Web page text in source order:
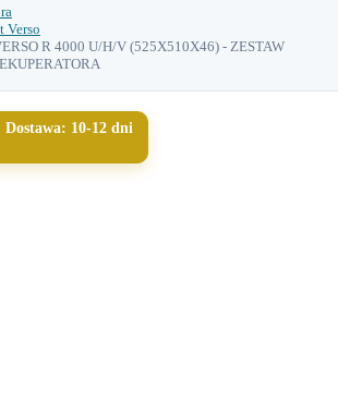
Verso
R 4000 U/H/V (525X510X46) - ZESTAW
Dostawa: 10-12 dni